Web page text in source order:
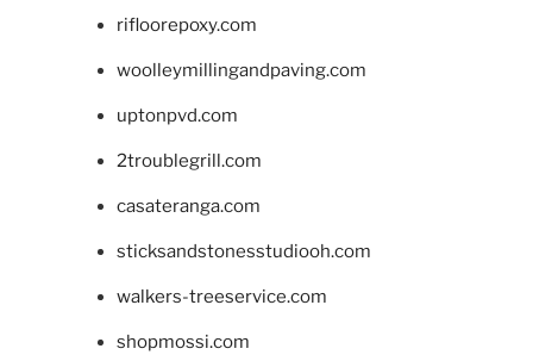
rifloorepoxy.com
woolleymillingandpaving.com
uptonpvd.com
2troublegrill.com
casateranga.com
sticksandstonesstudiooh.com
walkers-treeservice.com
shopmossi.com